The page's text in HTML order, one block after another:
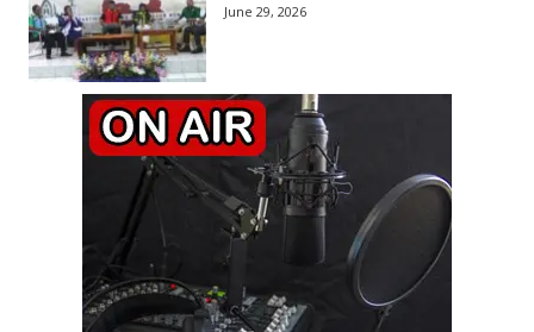
June 29, 2026